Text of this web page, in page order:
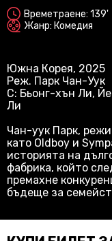
Времетраене: 139'
Жанр: Комедия
Южна Корея, 2025
Реж. Парк Чан-Уук
С: Бьонг-хън Ли,
Ли
Чан-уук Парк,
като Oldboy и
историята на
фабрика, който
премахне
бъдеще за